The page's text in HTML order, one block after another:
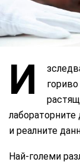
И
и реалните
Най-големи